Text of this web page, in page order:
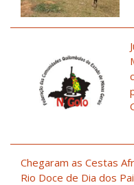
Chegaram as Cestas
Rio Doce de Dia dos